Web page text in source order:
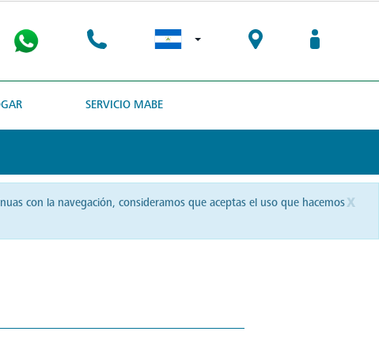
SERVICIO MABE
x
con la navegación, consideramos que aceptas el uso que hacemos